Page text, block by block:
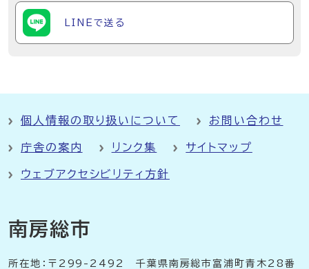
LINEで送る
個人情報の取り扱いについて お問い合わせ
庁舎の案内 リンク集 サイトマップ
ウェブアクセシビリティ方針
南房総市
所在地：〒299-2492 千葉県南房総市富浦町青木28番